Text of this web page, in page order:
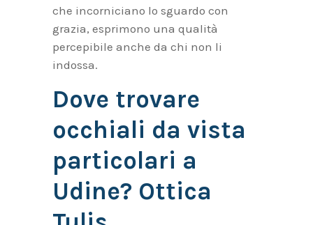
che incorniciano lo sguardo con
grazia, esprimono una qualità
percepibile anche da chi non li
indossa.
Dove trovare
occhiali da vista
particolari a
Udine? Ottica